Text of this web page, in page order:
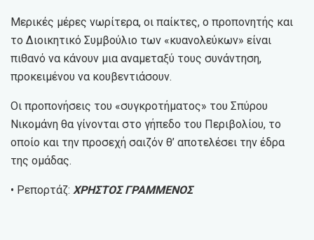
Μερικές μέρες νωρίτερα, οι παίκτες, ο προπονητής και
το Διοικητικό Συμβούλιο των «κυανολεύκων» είναι
πιθανό να κάνουν μια αναμεταξύ τους συνάντηση,
προκειμένου να κουβεντιάσουν.
Οι προπονήσεις του «συγκροτήματος» του Σπύρου
Νικομάνη θα γίνονται στο γήπεδο του Περιβολίου, το
οποίο και την προσεχή σαιζόν θ’ αποτελέσει την έδρα
της ομάδας.
• Ρεπορτάζ: ΧΡΗΣΤΟΣ ΓΡΑΜΜΕΝΟΣ